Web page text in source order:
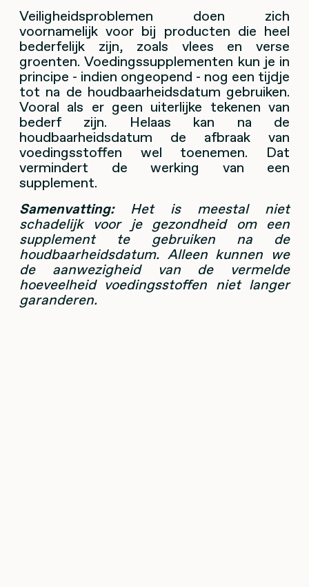
Veiligheidsproblemen doen zich
voornamelijk voor bij producten die heel
bederfelijk zijn, zoals vlees en verse
groenten. Voedingssupplementen kun je in
principe - indien ongeopend - nog een tijdje
tot na de houdbaarheidsdatum gebruiken.
Vooral als er geen uiterlijke tekenen van
bederf zijn. Helaas kan na de
houdbaarheidsdatum de afbraak van
voedingsstoffen wel toenemen. Dat
vermindert de werking van een
supplement.
Samenvatting:Het is meestal niet
schadelijk voor je gezondheid om een
supplement te gebruiken na de
houdbaarheidsdatum. Alleen kunnen we
de aanwezigheid van de vermelde
hoeveelheid voedingsstoffen niet langer
garanderen.